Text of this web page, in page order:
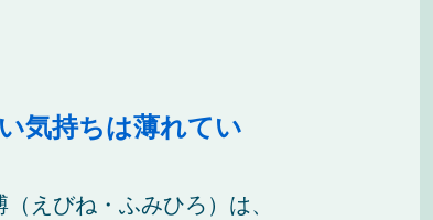
気持ちは薄れてい
えびね・ふみひろ）は、